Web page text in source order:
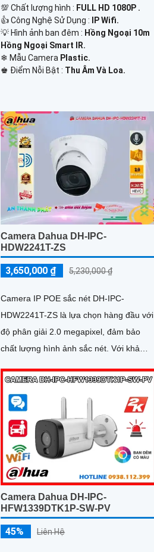
💯 Chất lượng hình : FULL HD 1080P .
👍 Công Nghệ Sử Dụng :
IP Wifi.
💡 Hình ảnh ban đêm : Hồng Ngoại 10m
Hồng Ngoại Smart IR.
❄ Mẫu Camera Plastic.
️♚ Điểm Nỗi Bật : Thu Âm Và Loa.
Camera Dahua DH-IPC-
HDW2241T-ZS
3,650,000 ₫ 5,230,000 ₫
Camera IP POE sắc nét DH-IPC-
HDW2241T-ZS là lựa chọn hàng đầu với
độ phân giải 2.0 megapixel, đảm bảo
chất lượng hình ảnh sắc nét. Với khả
hồng...
Camera Dahua DH-IPC-
HFW1339DTK1P-SW-PV
45% Liên Hệ